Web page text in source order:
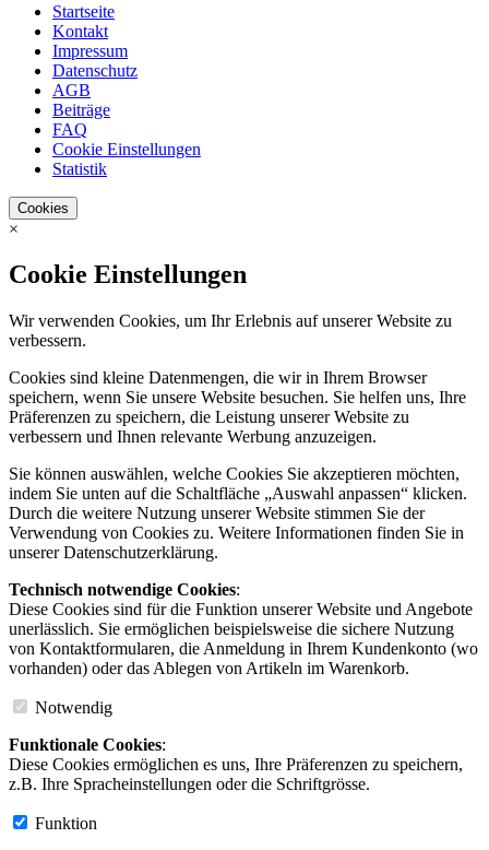
Startseite
Kontakt
Impressum
Datenschutz
AGB
Beiträge
FAQ
Cookie Einstellungen
Statistik
Cookies
×
Cookie Einstellungen
Wir verwenden Cookies, um Ihr Erlebnis auf unserer Website zu
verbessern.
Cookies sind kleine Datenmengen, die wir in Ihrem Browser
speichern, wenn Sie unsere Website besuchen. Sie helfen uns, Ihre
Präferenzen zu speichern, die Leistung unserer Website zu
verbessern und Ihnen relevante Werbung anzuzeigen.
Sie können auswählen, welche Cookies Sie akzeptieren möchten,
indem Sie unten auf die Schaltfläche „Auswahl anpassen“ klicken.
Durch die weitere Nutzung unserer Website stimmen Sie der
Verwendung von Cookies zu. Weitere Informationen finden Sie in
unserer Datenschutzerklärung.
Technisch notwendige Cookies:
Diese Cookies sind für die Funktion unserer Website und Angebote
unerlässlich. Sie ermöglichen beispielsweise die sichere Nutzung
von Kontaktformularen, die Anmeldung in Ihrem Kundenkonto (wo
vorhanden) oder das Ablegen von Artikeln im Warenkorb.
Notwendig
Funktionale Cookies:
Diese Cookies ermöglichen es uns, Ihre Präferenzen zu speichern,
z.B. Ihre Spracheinstellungen oder die Schriftgrösse.
Funktion